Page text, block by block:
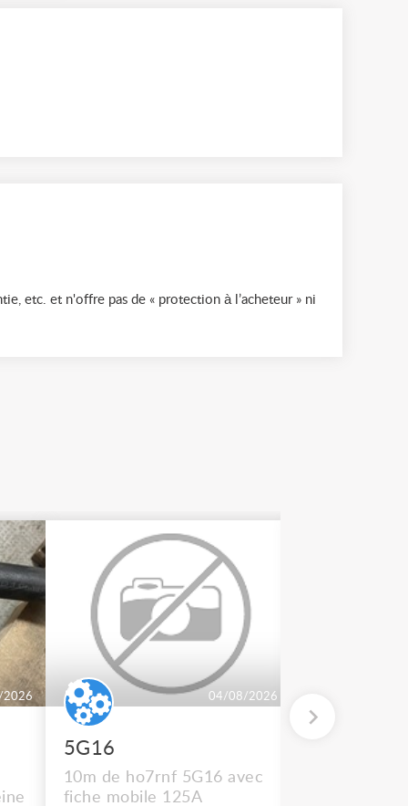
etc. et n'offre pas de « protection à l’acheteur » ni
04/08/2026
5G16
10m de ho7rnf 5G16 avec
fiche mobile 125A